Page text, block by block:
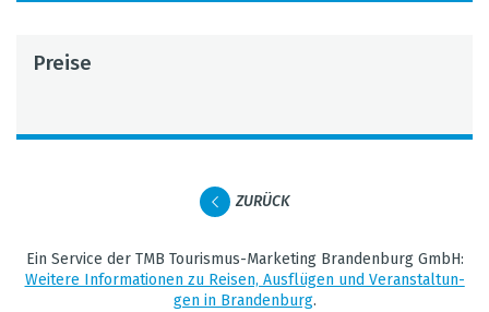
Preise
ZURÜCK
Ein Ser­vice der TMB Tou­ris­mus-Mar­ke­ting Bran­den­burg GmbH:
Wei­tere Infor­ma­tio­nen zu Rei­sen, Aus­flü­gen und Ver­an­stal­tun­
gen in Bran­den­burg.